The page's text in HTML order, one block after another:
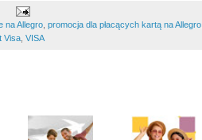
na Allegro promocja dla płacących kartą na Allegro
Visa VISA